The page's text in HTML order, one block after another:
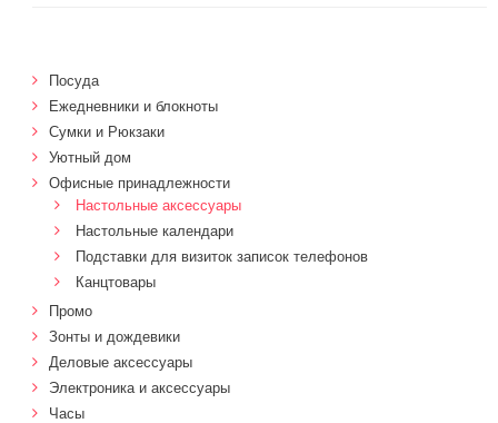
Посуда
Ежедневники и блокноты
Сумки и Рюкзаки
Уютный дом
Офисные принадлежности
Настольные аксессуары
Настольные календари
Подставки для визиток записок телефонов
Канцтовары
Промо
Зонты и дождевики
Деловые аксессуары
Электроника и аксессуары
Часы